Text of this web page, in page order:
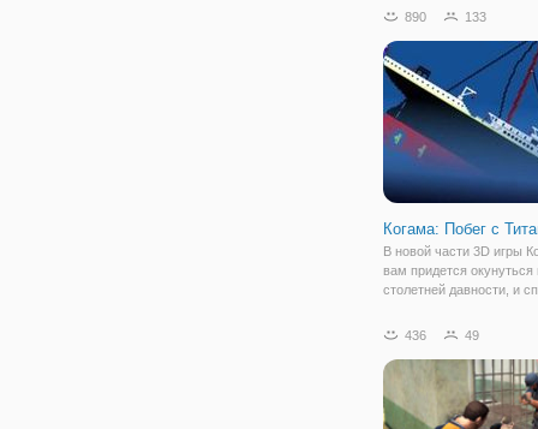
задержалась возле
обнаружила, что
совершенно одна и
выходу. Но тут её ждал
890 133
Когама: Побег с
В новой части 3D игры
вам придется окунуться
столетней давности, и
истории - Титаника.
то даже не думали, что
большинство
436 49